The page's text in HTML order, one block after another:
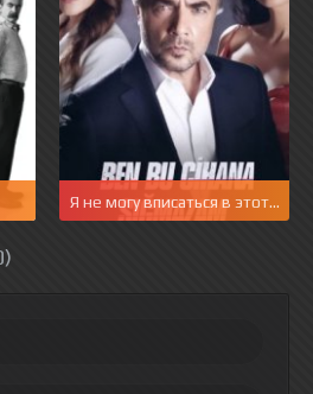
Я не могу вписаться в этот мир